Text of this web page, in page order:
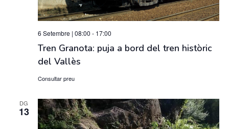
6 Setembre | 08:00 - 17:00
Tren Granota: puja a bord del tren històric
del Vallès
Consultar preu
DG
13